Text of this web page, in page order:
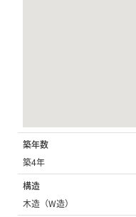
築年数
築4年
構造
木造（W造）